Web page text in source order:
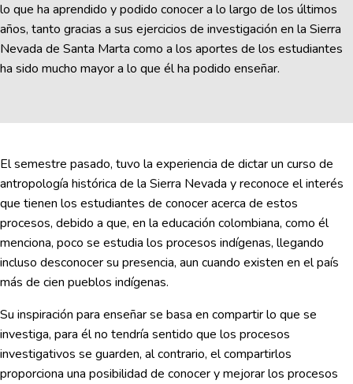
lo que ha aprendido y podido conocer a lo largo de los últimos
años, tanto gracias a sus ejercicios de investigación en la Sierra
Nevada de Santa Marta como a los aportes de los estudiantes
ha sido mucho mayor a lo que él ha podido enseñar.
El semestre pasado, tuvo la experiencia de dictar un curso de
antropología histórica de la Sierra Nevada y reconoce el interés
que tienen los estudiantes de conocer acerca de estos
procesos, debido a que, en la educación colombiana, como él
menciona, poco se estudia los procesos indígenas, llegando
incluso desconocer su presencia, aun cuando existen en el país
más de cien pueblos indígenas.
Su inspiración para enseñar se basa en compartir lo que se
investiga, para él no tendría sentido que los procesos
investigativos se guarden, al contrario, el compartirlos
proporciona una posibilidad de conocer y mejorar los procesos